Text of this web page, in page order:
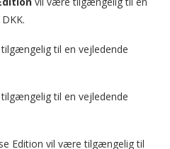
til en vejledende
til en vejledende
Edition vil være tilgængelig til